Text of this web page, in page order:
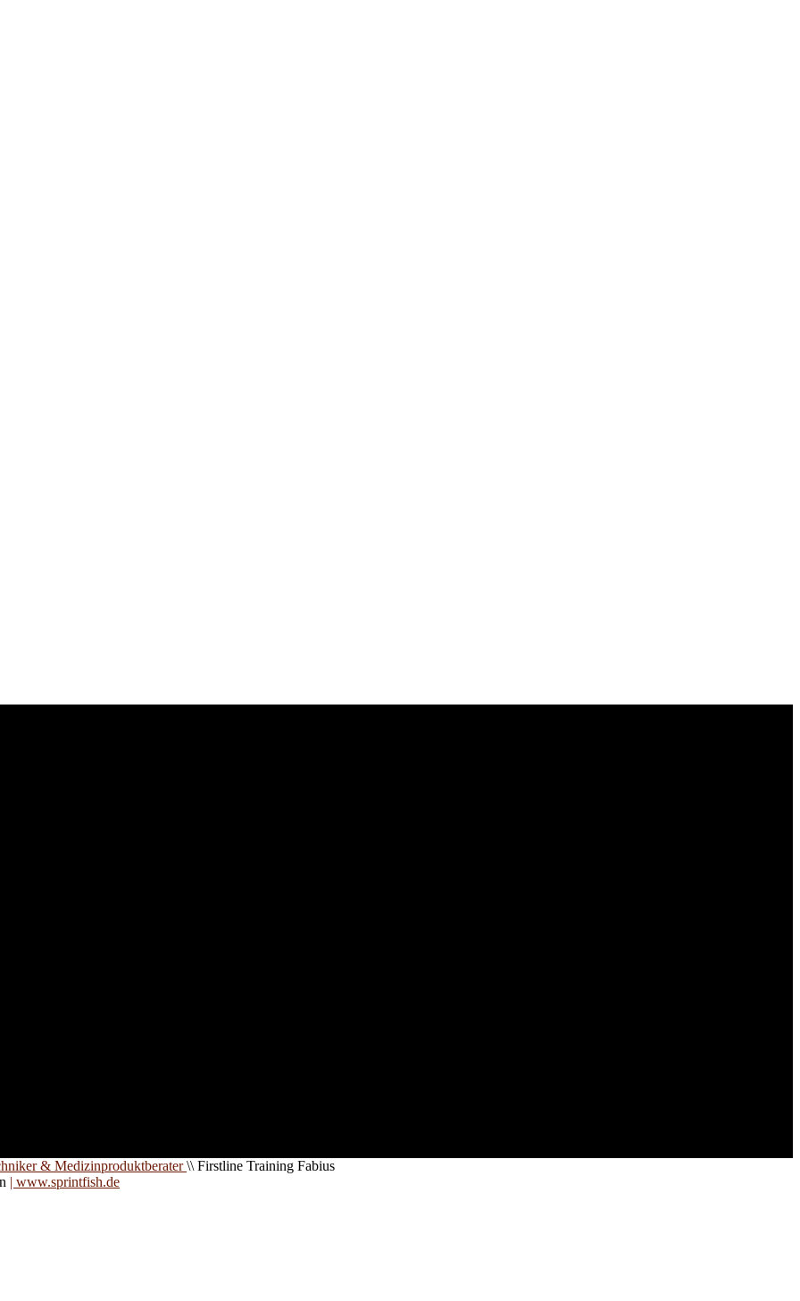
& Medizinproduktberater\\ Firstline Training Fabius
| www.sprintfish.de